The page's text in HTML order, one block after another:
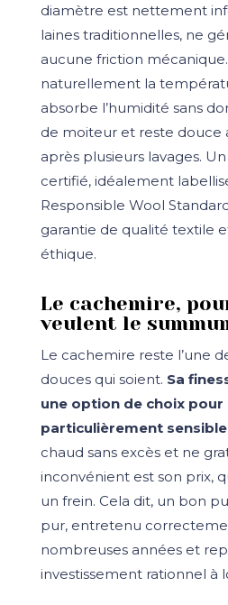
diamètre est nettement
laines traditionnelles, ne
aucune friction
naturellement la
absorbe l’humidité sans
de moiteur et reste douce
après plusieurs lavages.
certifié, idéalement
Responsible Wool
garantie de qualité textile
éthique.
Le cachemire,
veulent le
Le cachemire reste l’une
douces qui soient. Sa
une option de choix pour
particulièrement
chaud sans excès et ne
inconvénient est son prix,
un frein. Cela dit, un bon
pur, entretenu
nombreuses années et
investissement rationnel à